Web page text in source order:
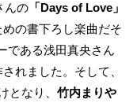
んの 「Days of Love」
の書下ろし楽曲だそ
である浅田真央さん
れました。そして、
となり、 竹内まりや